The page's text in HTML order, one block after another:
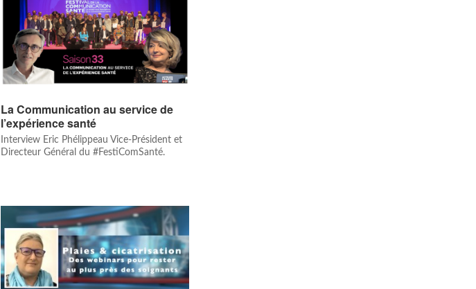
La Communication au service de
l’expérience santé
Interview Eric Phélippeau Vice-Président et
Directeur Général du #FestiComSanté.